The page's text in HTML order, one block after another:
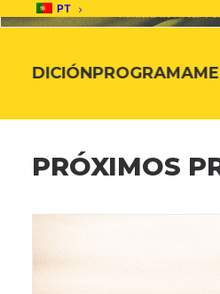
PT
EDICIÓNPROGRAMA
PRÓXIMOS